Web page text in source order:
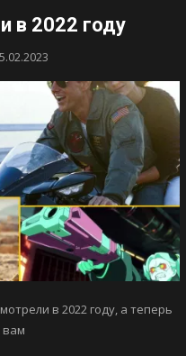
в 2022 году
в 2022 году, а теперь
вам